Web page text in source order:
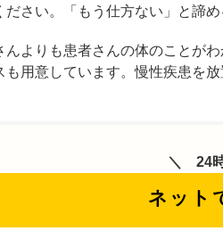
さい。「もう仕方ない」と諦
んよりも患者さんの体のことが
用意しています。慢性疾患を
24
ネット